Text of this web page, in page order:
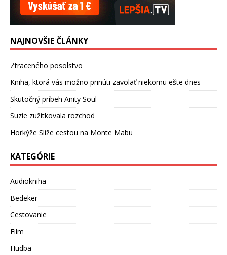
NAJNOVŠIE ČLÁNKY
Ztraceného posolstvo
Kniha, ktorá vás možno prinúti zavolať niekomu ešte dnes
Skutočný príbeh Anity Soul
Suzie zužitkovala rozchod
Horkýže Slíže cestou na Monte Mabu
KATEGÓRIE
Audiokniha
Bedeker
Cestovanie
Film
Hudba